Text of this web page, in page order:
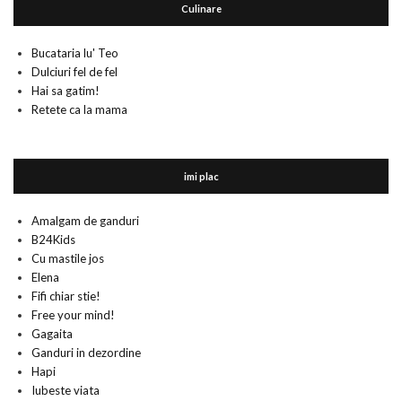
Culinare
Bucataria lu' Teo
Dulciuri fel de fel
Hai sa gatim!
Retete ca la mama
imi plac
Amalgam de ganduri
B24Kids
Cu mastile jos
Elena
Fifi chiar stie!
Free your mind!
Gagaita
Ganduri in dezordine
Hapi
Iubeste viata